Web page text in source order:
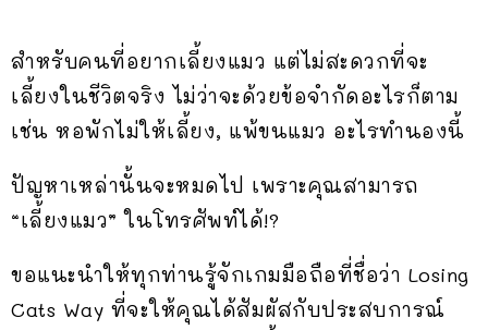
สำหรับคนที่อยากเลี้ยงแมว แต่ไม่สะดวกที่จะ
เลี้ยงในชีวิตจริง ไม่ว่าจะด้วยข้อจำกัดอะไรก็ตาม
เช่น หอพักไม่ให้เลี้ยง, แพ้ขนแมว อะไรทำนองนี้
ปัญหาเหล่านั้นจะหมดไป เพราะคุณสามารถ
“เลี้ยงแมว” ในโทรศัพท์ได้!?
ขอแนะนำให้ทุกท่านรู้จักเกมมือถือที่ชื่อว่า Losing
Cats Way ที่จะให้คุณได้สัมผัสกับประสบการณ์